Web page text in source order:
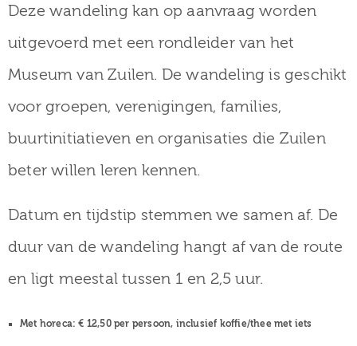
Deze wandeling kan op aanvraag worden
uitgevoerd met een rondleider van het
Museum van Zuilen. De wandeling is geschikt
voor groepen, verenigingen, families,
buurtinitiatieven en organisaties die Zuilen
beter willen leren kennen.
Datum en tijdstip stemmen we samen af. De
duur van de wandeling hangt af van de route
en ligt meestal tussen 1 en 2,5 uur.
Met horeca: € 12,50 per persoon, inclusief koffie/thee met iets